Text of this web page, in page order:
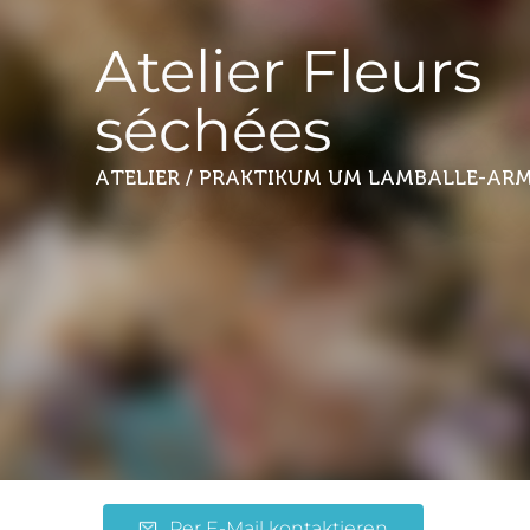
Atelier Fleurs
séchées
ATELIER / PRAKTIKUM UM LAMBALLE-